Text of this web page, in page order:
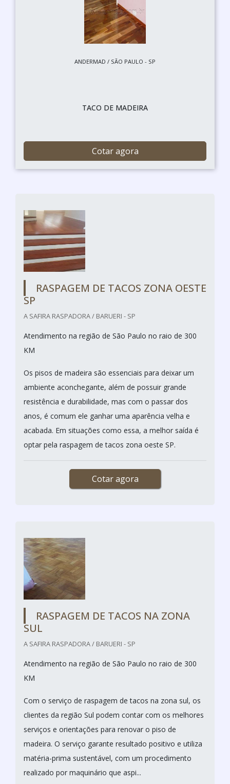
ANDERMAD / SÃO PAULO - SP
TACO DE MADEIRA
Cotar agora
RASPAGEM DE TACOS ZONA OESTE
SP
A SAFIRA RASPADORA / BARUERI - SP
Atendimento na região de São Paulo no raio de 300
KM
Os pisos de madeira são essenciais para deixar um
ambiente aconchegante, além de possuir grande
resistência e durabilidade, mas com o passar dos
anos, é comum ele ganhar uma aparência velha e
acabada. Em situações como essa, a melhor saída é
optar pela raspagem de tacos zona oeste SP.
Cotar agora
RASPAGEM DE TACOS NA ZONA
SUL
A SAFIRA RASPADORA / BARUERI - SP
Atendimento na região de São Paulo no raio de 300
KM
Com o serviço de raspagem de tacos na zona sul, os
clientes da região Sul podem contar com os melhores
serviços e orientações para renovar o piso de
madeira. O serviço garante resultado positivo e utiliza
matéria-prima sustentável, com um procedimento
realizado por maquinário que aspi...